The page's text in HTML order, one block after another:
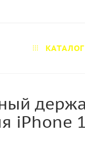
КАТАЛОГ